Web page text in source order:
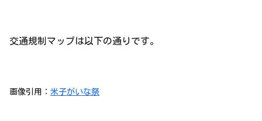
交通規制マップは以下の通りです。
画像引用： 米子がいな祭